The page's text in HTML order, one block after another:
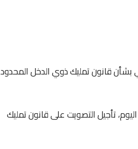
بشأن قانون تمليك ذوي الدخل المحدود
تأجيل التصويت على قانون تمليك